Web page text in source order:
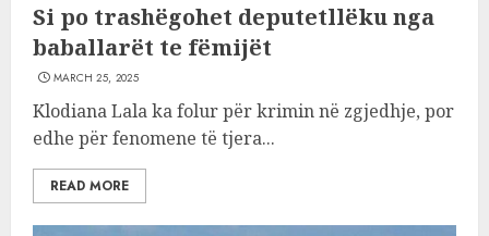
Si po trashëgohet deputetllëku nga
baballarët te fëmijët
MARCH 25, 2025
Klodiana Lala ka folur për krimin në zgjedhje, por
edhe për fenomene të tjera...
READ MORE